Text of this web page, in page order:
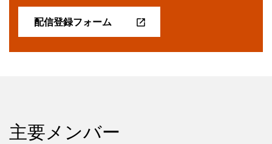
配信登録フォーム
主要メンバー